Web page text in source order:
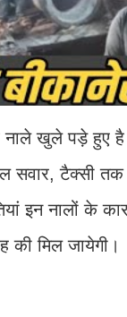
नाले खुले पड़े
टैक्सी तक
इन नालों के
मिल जायेगी।